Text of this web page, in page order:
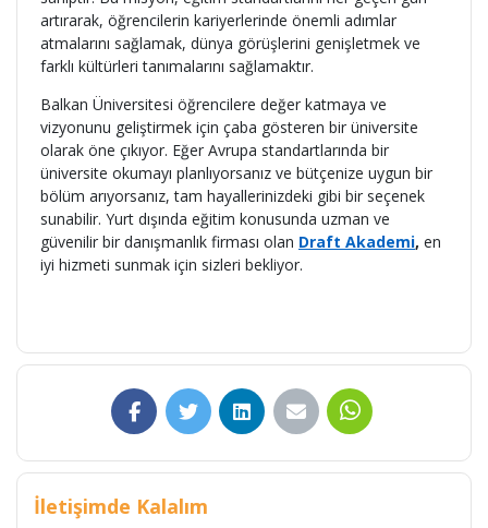
artırarak, öğrencilerin kariyerlerinde önemli adımlar
atmalarını sağlamak, dünya görüşlerini genişletmek ve
farklı kültürleri tanımalarını sağlamaktır.
Balkan Üniversitesi öğrencilere değer katmaya ve
vizyonunu geliştirmek için çaba gösteren bir üniversite
olarak öne çıkıyor. Eğer Avrupa standartlarında bir
üniversite okumayı planlıyorsanız ve bütçenize uygun bir
bölüm arıyorsanız, tam hayallerinizdeki gibi bir seçenek
sunabilir. Yurt dışında eğitim konusunda uzman ve
güvenilir bir danışmanlık firması olan Draft Akademi, en
iyi hizmeti sunmak için sizleri bekliyor.
İletişimde Kalalım